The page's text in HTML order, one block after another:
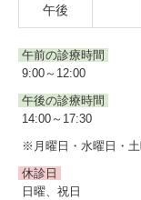
午後
午前の診療時間
9:00～12:00
午後の診療時間
14:00～17:30
※月曜日・水曜日・
休診日
日曜、祝日